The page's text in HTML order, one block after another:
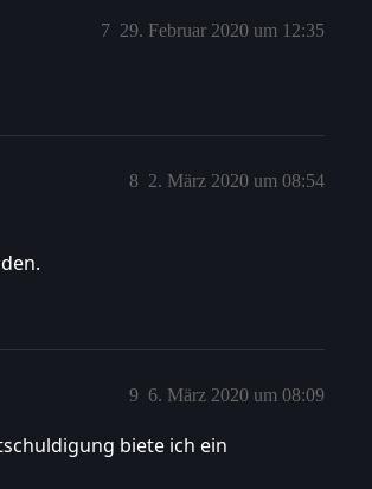
29. Februar 2020 um 12:35
7
2. März 2020 um 08:54
8
6. März 2020 um 08:09
9
biete ich ein